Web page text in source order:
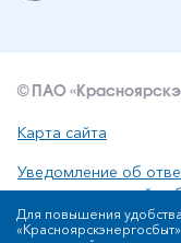
© ПАО
Карта сайта
Уведомление об
интеллектуальной
Политика ПАО
Для повышения